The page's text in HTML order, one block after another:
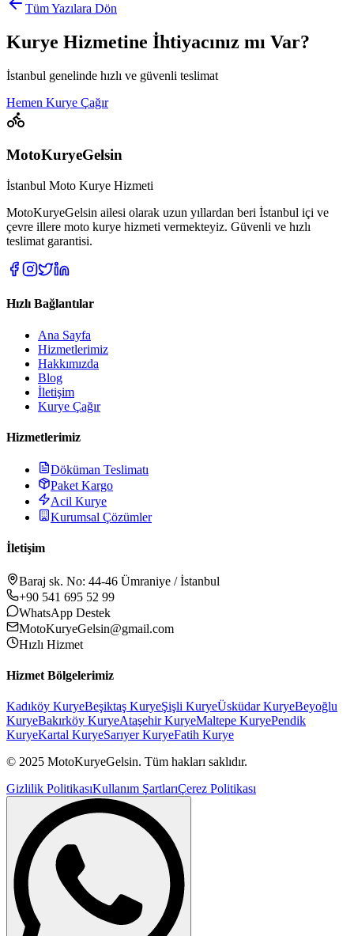
Tüm Yazılara Dön
Kurye Hizmetine İhtiyacınız mı Var?
İstanbul genelinde hızlı ve güvenli teslimat
Hemen Kurye Çağır
MotoKuryeGelsin
İstanbul Moto Kurye Hizmeti
MotoKuryeGelsin ailesi olarak uzun yıllardan beri İstanbul içi ve
çevre illere moto kurye hizmeti vermekteyiz. Güvenli ve hızlı
teslimat garantisi.
Hızlı Bağlantılar
Ana Sayfa
Hizmetlerimiz
Hakkımızda
Blog
İletişim
Kurye Çağır
Hizmetlerimiz
Döküman Teslimatı
Paket Kargo
Acil Kurye
Kurumsal Çözümler
İletişim
Baraj sk. No: 44-46 Ümraniye / İstanbul
+90 541 695 52 99
WhatsApp Destek
MotoKuryeGelsin@gmail.com
Hızlı Hizmet
Hizmet Bölgelerimiz
Kadıköy KuryeBeşiktaş KuryeŞişli KuryeÜsküdarKuryeBeyoğlu
KuryeBakırköy KuryeAtaşehirKuryeMaltepe KuryePendik
KuryeKartal KuryeSarıyerKuryeFatih Kurye
© 2025 MotoKuryeGelsin. Tüm hakları saklıdır.
Gizlilik PolitikasıKullanım ŞartlarıÇerez Politikası